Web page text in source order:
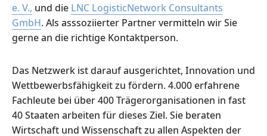
e. V., und die LNC LogisticNetwork Consultants
GmbH. Als asssoziierter Partner vermitteln wir Sie
gerne an die richtige Kontaktperson.
Das Netzwerk ist darauf ausgerichtet, Innovation und
Wettbewerbsfähigkeit zu fördern. 4.000 erfahrene
Fachleute bei über 400 Trägerorganisationen in fast
40 Staaten arbeiten für dieses Ziel. Sie beraten
Wirtschaft und Wissenschaft zu allen Aspekten der